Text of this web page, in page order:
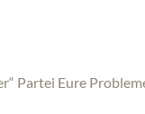
Partei Eure